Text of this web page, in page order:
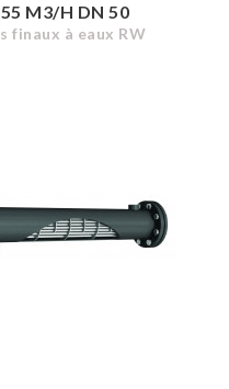
M3/H DN 50
finaux à eaux RW